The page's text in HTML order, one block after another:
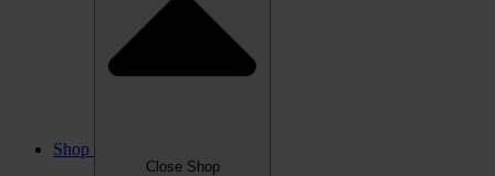
Shop
Close Shop